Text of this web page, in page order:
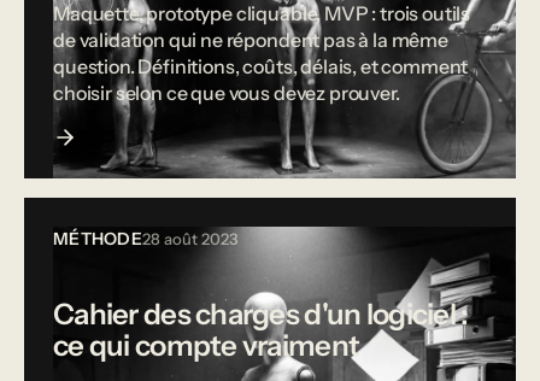
Maquette, prototype cliquable, MVP : trois outils
de validation qui ne répondent pas à la même
question. Définitions, coûts, délais, et comment
choisir selon ce que vous devez prouver.
MÉTHODE28 août 2023
Cahier des charges d'un logiciel :
ce qui compte vraiment